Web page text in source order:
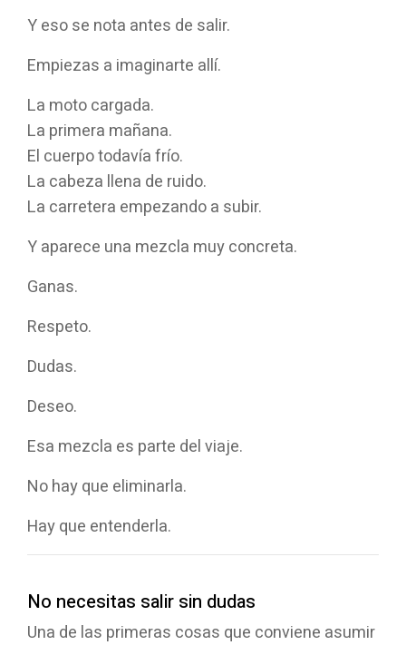
Y eso se nota antes de salir.
Empiezas a imaginarte allí.
La moto cargada.
La primera mañana.
El cuerpo todavía frío.
La cabeza llena de ruido.
La carretera empezando a subir.
Y aparece una mezcla muy concreta.
Ganas.
Respeto.
Dudas.
Deseo.
Esa mezcla es parte del viaje.
No hay que eliminarla.
Hay que entenderla.
No necesitas salir sin dudas
Una de las primeras cosas que conviene asumir